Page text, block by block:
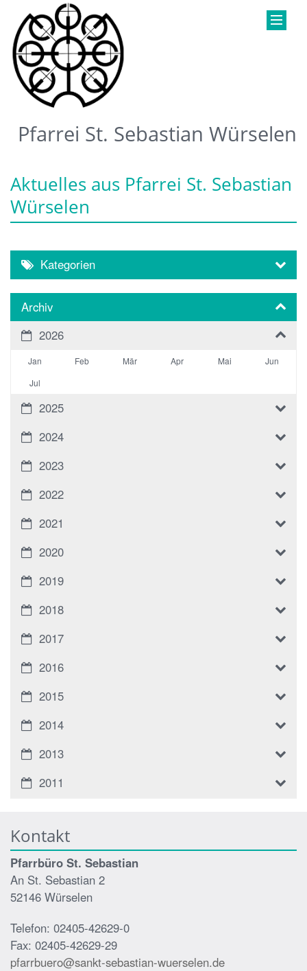
Pfarrei St. Sebastian Würselen
Aktuelles aus Pfarrei St. Sebastian
Würselen
Kategorien
Archiv
2026
Jan Feb Mär Apr Mai
Jun
Jul
2025
2024
2023
2022
2021
2020
2019
2018
2017
2016
2015
2014
2013
2011
Kontakt
Pfarrbüro St. Sebastian
An St. Sebastian 2
52146 Würselen
Telefon: 02405-42629-0
Fax: 02405-42629-29
pfarrbuero@sankt-sebastian-wuerselen.de